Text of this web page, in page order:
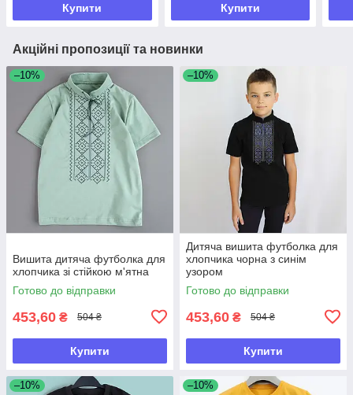
Купити Купити
Акційні пропозиції та новинки
–10%
Вишита дитяча футболка для
хлопчика зі стійкою м'ятна
Готово до відправки
453,60 ₴ 504 ₴
Купити
–10%
Дитяча вишита футболка для
хлопчика чорна з синім
узором
Готово до відправки
453,60 ₴ 504 ₴
Купити
–10% –10%